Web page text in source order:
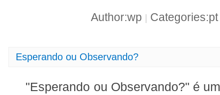
Author:wp |
Esperando ou Observando?
"Esperando ou Observando?" é